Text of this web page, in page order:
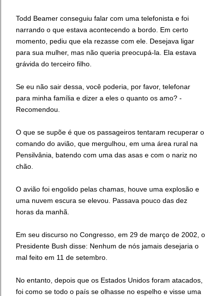
Todd Beamer conseguiu falar com uma telefonista e foi
narrando o que estava acontecendo a bordo. Em certo
momento, pediu que ela rezasse com ele. Desejava ligar
para sua mulher, mas não queria preocupá-la. Ela estava
grávida do terceiro filho.
Se eu não sair dessa, você poderia, por favor, telefonar
para minha família e dizer a eles o quanto os amo? -
Recomendou.
O que se supõe é que os passageiros tentaram recuperar o
comando do avião, que mergulhou, em uma área rural na
Pensilvânia, batendo com uma das asas e com o nariz no
chão.
O avião foi engolido pelas chamas, houve uma explosão e
uma nuvem escura se elevou. Passava pouco das dez
horas da manhã.
Em seu discurso no Congresso, em 29 de março de 2002, o
Presidente Bush disse: Nenhum de nós jamais desejaria o
mal feito em 11 de setembro.
No entanto, depois que os Estados Unidos foram atacados,
foi como se todo o país se olhasse no espelho e visse uma